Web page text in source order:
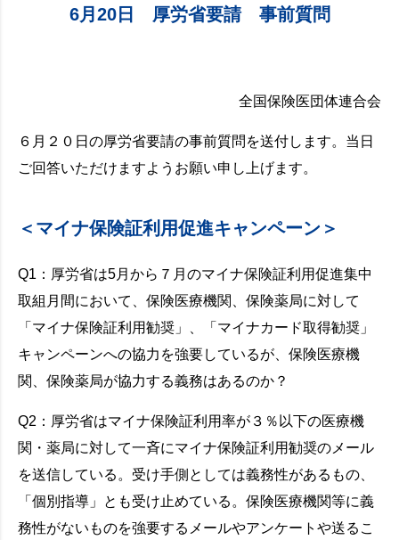
6月20日 厚労省要請 事前質問
全国保険医団体連合会
６月２０日の厚労省要請の事前質問を送付します。当日
ご回答いただけますようお願い申し上げます。
＜マイナ保険証利用促進キャンペーン＞
Q1：厚労省は5月から７月のマイナ保険証利用促進集中
取組月間において、保険医療機関、保険薬局に対して
「マイナ保険証利用勧奨」、「マイナカード取得勧奨」
キャンペーンへの協力を強要しているが、保険医療機
関、保険薬局が協力する義務はあるのか？
Q2：厚労省はマイナ保険証利用率が３％以下の医療機
関・薬局に対して一斉にマイナ保険証利用勧奨のメール
を送信している。受け手側としては義務性があるもの、
「個別指導」とも受け止めている。保険医療機関等に義
務性がないものを強要するメールやアンケートや送るこ